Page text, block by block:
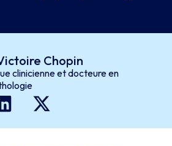
Chopin
clinicienne et docteure en